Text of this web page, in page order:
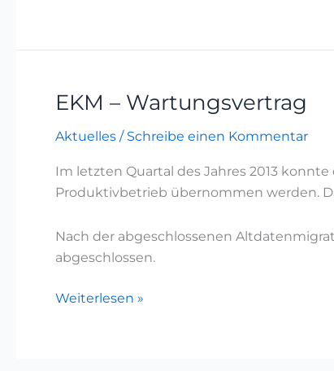
EKM – Wartungsvertrag
Aktuelles / Schreibe einen Kommentar
Im letzten Quartal des Jahres 2013
Produktivbetrieb übernommen werden.
Nach der abgeschlossenen
abgeschlossen.
EKM
Wartungsvertrag
Weiterlesen »